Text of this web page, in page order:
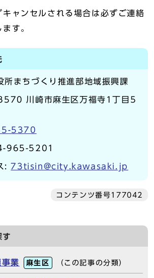
キャンセルされる場合は必ずご連絡
す。
所まちづくり推進部地域振興課
川崎市麻生区万福寺1丁目5
5370
965-5201
:73tisin@city.kawasaki.jp
コンテンツ番号177042
す
業 麻生区 （この記事の分類）